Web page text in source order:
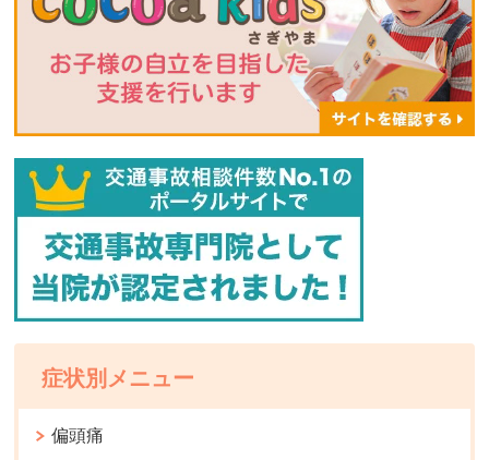
症状別メニュー
偏頭痛